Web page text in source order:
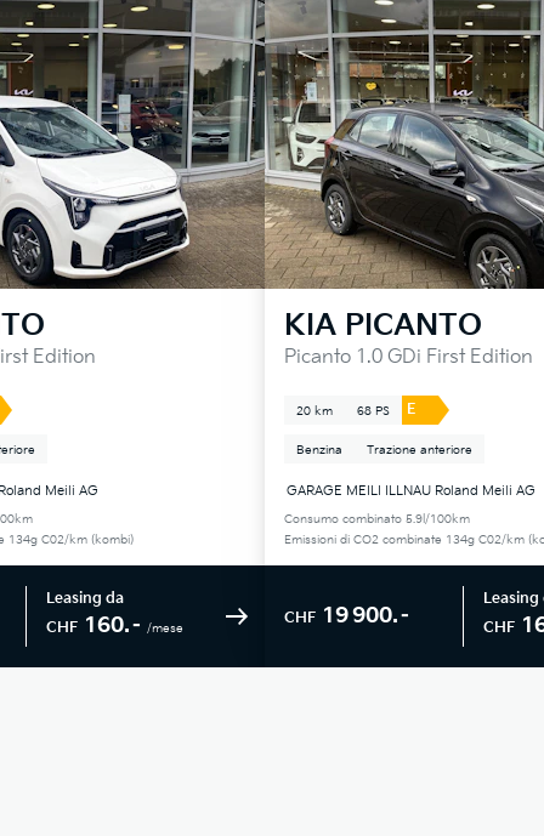
Edition
Meili AG
134g C02/km (kombi)
Leasing da
CHF 160.– /mese
KIA PICANTO
Picanto 1.0 GDi First Edition
20 km 68 PS E
Benzina Trazione anteriore
GARAGE MEILI ILLNAU Roland Meili AG
Consumo combinato 5.9l/100km
Emissioni di CO2 combinate 134g C02/km
CHF 19 900.–
Leasing
CHF